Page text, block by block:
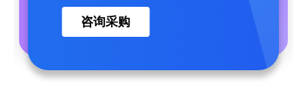
查找答案
在线提问
咨询采购